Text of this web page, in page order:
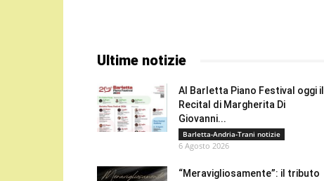
Ultime notizie
Al Barletta Piano Festival oggi il
Recital di Margherita Di
Giovanni...
Barletta-Andria-Trani notizie
6 Agosto 2026
“Meravigliosamente”: il tributo